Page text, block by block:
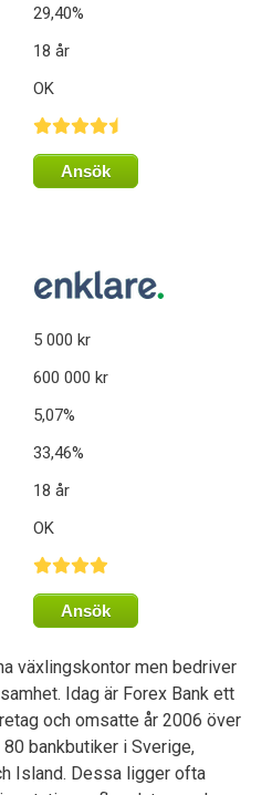
29,40%
18 år
OK
Ansök
5 000 kr
600 000 kr
5,07%
33,46%
18 år
OK
Ansök
växlingskontor men bedriver
Idag är Forex Bank ett
och omsatte år 2006 över
bankbutiker i Sverige,
Island. Dessa ligger ofta